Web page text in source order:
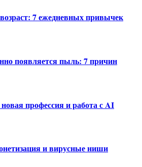
7 ежедневных привычек
появляется пыль: 7 причин
профессия и работа с AI
и вирусные ниши